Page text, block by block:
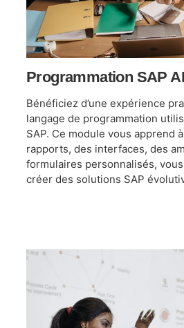
Programmation SAP
Bénéficiez d’une expérience
langage de programmation
SAP. Ce module vous apprend
rapports, des interfaces, des
formulaires personnalisés,
créer des solutions SAP